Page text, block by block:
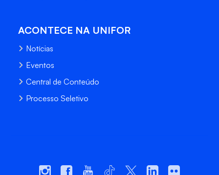
ACONTECE NA UNIFOR
Notícias
Eventos
Central de Conteúdo
Processo Seletivo